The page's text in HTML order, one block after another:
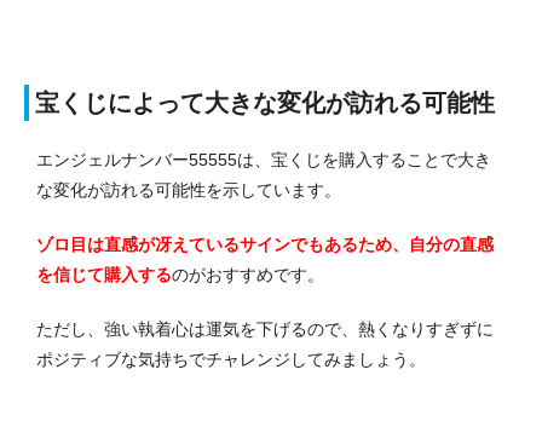
宝くじによって大きな変化が訪れる可能性
エンジェルナンバー55555は、宝くじを購入することで大き
な変化が訪れる可能性を示しています。
ゾロ目は直感が冴えているサインでもあるため、自分の直感
を信じて購入するのがおすすめです。
ただし、強い執着心は運気を下げるので、熱くなりすぎずに
ポジティブな気持ちでチャレンジしてみましょう。